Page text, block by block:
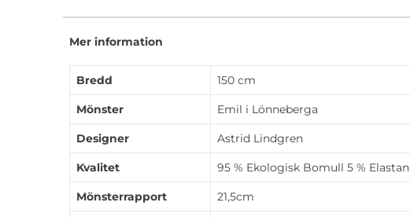
Mer information
Bredd 150 cm
Mönster Emil i Lönneberga
Designer Astrid Lindgren
Kvalitet 95 % Ekologisk Bomull 5 % Elastan
Mönsterrapport 21,5cm